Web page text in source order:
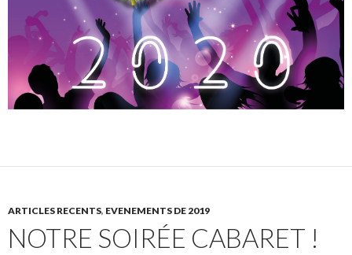
ARTICLES RECENTS, EVENEMENTS DE 2019
NOTRE SOIRÉE CABARET !